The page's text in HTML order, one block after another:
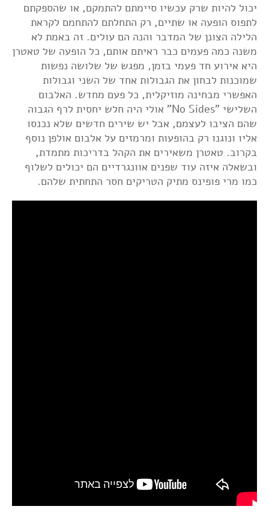
יכול להיות שרק עכשיו סיימתם להתמקם, או שהספקתם
לתפוס הופעה או שתיים, רק התחלתם להתחמם לקראת
הלילה הצונן של המדבר והנה הם עולים. זה באמת לא
משנה כמה פעמים כבר ראיתם אותם, כל הופעה של טאטרן
היא אירוע חד פעמי בזמן, מפגש של שלושה נפשות
שמוכנות לבחון את הגבולות אחד של השני וגבולות
האפשרי מבחינה מוזיקלית, כל פעם מחדש. האלבום
השלישי "No Sides" אולי היה חלש יחסית לרף הגבוה
שהם הציבו לעצמם, אבל יש שירים חדשים שלא נכנסו
אליו ונוגנו רק בהופעות ומרמזים על אלבום אולפן נוסף
בקרוב. טאטרן משאירים את הקהל בדריכות מתמדת,
ובשאלה איזה עוד שפנים אוונגרדיים הם יכולים לשלוף
כמו מרי פופינס מתיק הטריקים חסר התחתית שלהם.